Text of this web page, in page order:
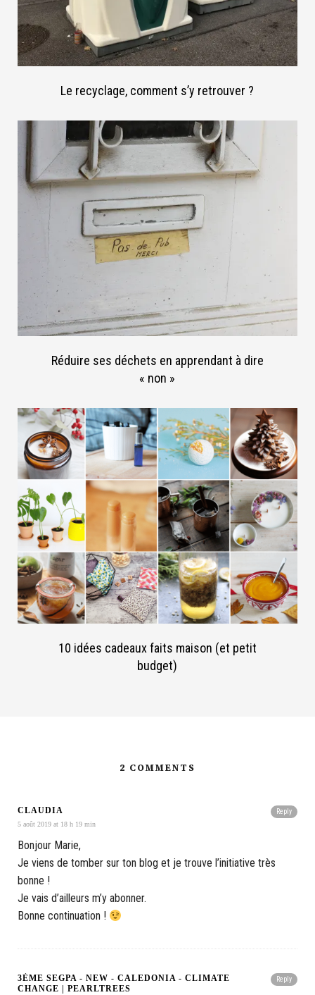
Le recyclage, comment s’y retrouver ?
Réduire ses déchets en apprendant à dire
« non »
10 idées cadeaux faits maison (et petit
budget)
2 COMMENTS
Reply
CLAUDIA
5 août 2019 at 18 h 19 min
Bonjour Marie,
Je viens de tomber sur ton blog et je trouve l’initiative très
bonne !
Je vais d’ailleurs m’y abonner.
Bonne continuation !
Reply
3ÈME SEGPA - NEW - CALEDONIA - CLIMATE
CHANGE | PEARLTREES